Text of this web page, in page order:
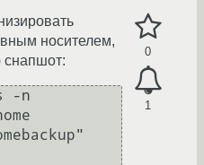
0
1
носителем,
снапшот:
-n